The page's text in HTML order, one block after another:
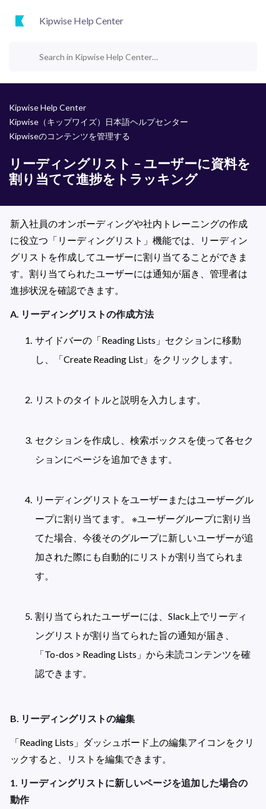
Kipwise Help Center
Kipwise Help Center
Kipwise（キップワイズ）日本語ヘルプセンター
Kipwiseのコンテンツを管理する
リーディングリスト – ユーザーに資料を
割り当てて進捗をトラッキング
新入社員のオンボーディングや社内トレーニングの作成
に役立つ「リーディングリスト」機能では、リーディン
グリストを作成してユーザーに割り当てることができま
す。割り当てられたユーザーには通知が届き、管理者は
進捗状況を確認できます。
A. リーディングリストの作成方法
サイドバーの「Reading Lists」セクションに移動
し、「Create Reading List」をクリックします。
リストのタイトルと説明を入力します。
セクションを作成し、検索ボックスを使って各セク
ションにページを追加できます。
リーディングリストをユーザーまたはユーザーグル
ープに割り当てます。 ※ユーザーグループに割り当
てた場合、今後そのグループに新しいユーザーが追
加された際にも自動的にリストが割り当てられま
す。
割り当てられたユーザーには、Slack上でリーディ
ングリストが割り当てられた旨の通知が届き、
「To-dos > Reading Lists」から未読コンテンツを確
認できます。
B. リーディングリストの編集
「Reading Lists」ダッシュボード上の編集アイコンをクリ
ックすると、リストを編集できます。
1. リーディングリストに新しいページを追加した場合の
動作